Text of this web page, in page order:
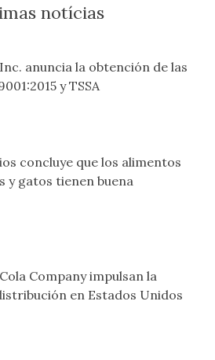
notícias
anuncia la obtención de las
y TSSA
concluye que los alimentos
y gatos tienen buena
Company impulsan la
en Estados Unidos